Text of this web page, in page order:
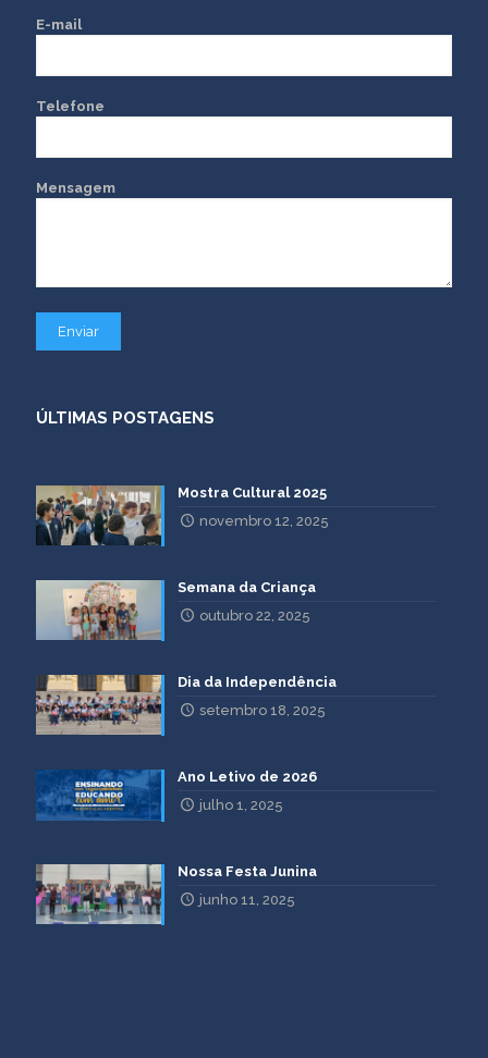
E-mail
Telefone
Mensagem
ÚLTIMAS POSTAGENS
Mostra Cultural 2025
novembro 12, 2025
Semana da Criança
outubro 22, 2025
Dia da Independência
setembro 18, 2025
Ano Letivo de 2026
julho 1, 2025
Nossa Festa Junina
junho 11, 2025